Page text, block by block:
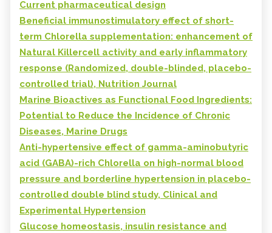
Current pharmaceutical design
Beneficial immunostimulatory effect of short-
term Chlorella supplementation: enhancement of
Natural Killercell activity and early inflammatory
response (Randomized, double-blinded, placebo-
controlled trial), Nutrition Journal
Marine Bioactives as Functional Food Ingredients:
Potential to Reduce the Incidence of Chronic
Diseases, Marine Drugs
Anti-hypertensive effect of gamma-aminobutyric
acid (GABA)-rich Chlorella on high-normal blood
pressure and borderline hypertension in placebo-
controlled double blind study, Clinical and
Experimental Hypertension
Glucose homeostasis, insulin resistance and